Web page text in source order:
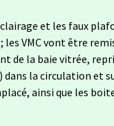
et les faux
VMC vont être
de la baie vitrée,
dans la circulation et
ainsi que les